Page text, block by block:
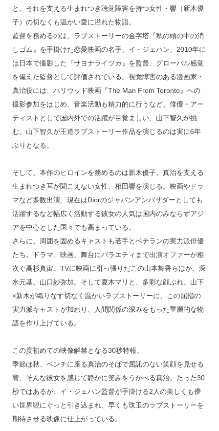
と、それを支える生まれつき聴覚障害を持つ女性・響（新木優
子）の切なくも温かい愛に溢れた物語。
監督を務めるのは、ラブストーリーの金字塔『私の頭の中の消
しゴム』を手掛けた恋愛映画の名手、イ・ジェハン、2010年に
は日本で撮影した『サヨナライツカ』を監督、グローバル感覚
を備えた監督として評価されている。視覚障害のある漫画家・
真治役には、ハリウッド映画『The Man From Toronto』への
撮影参加をはじめ、音楽活動も精力的に行うなど、俳優・アー
ティストとして国内外での活躍が目覚ましい、山下智久が挑
む。山下智久が王道ラブストーリー作品を演じるのは実に6年
ぶりとなる。
そして、本作のヒロインを務めるのは新木優子。真治を支える
生まれつき耳が聞こえない女性、相田響を演じる。映画やドラ
マなど多数出演、現在はDiorのジャパンアンバサダーとしても
活躍するなど幅広く活動する彼女の人気は国内のみならずアジ
アを中心とした国々でも高まっている。
さらに、周囲を固めるキャストも若手とベテランの実力派俳優
たち。ドラマ、映画、舞台にバラエティまで出演オファーが相
次ぐ高杉真宙、TVに映画に引っ張りだこの山本舞香らほか、深
水元基、山口紗弥加。そして夏木マリと、多彩な顔ぶれ。山下
×新木が織りなす切なく温かいラブストーリーに、この屈指の
実力派キャストが加わり、人間関係の深みをもった重層的な物
語を作り上げている。
この度初めての映像解禁となる30秒特報。
季節は秋、ベンチに座る真治のそばで屈託のない笑顔を見せる
響、そんな彼女を感じて静かに笑みをうかべる真治。たった30
秒ではあるが、イ・ジェハン監督が手掛ける2人の美しくも儚
い世界観にぐっと引き込まれ、早くも珠玉のラブストーリーを
期待させる映像に仕上がっている。